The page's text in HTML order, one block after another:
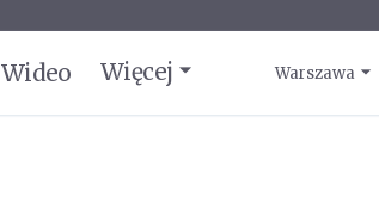
Wideo Więcej Warszawa